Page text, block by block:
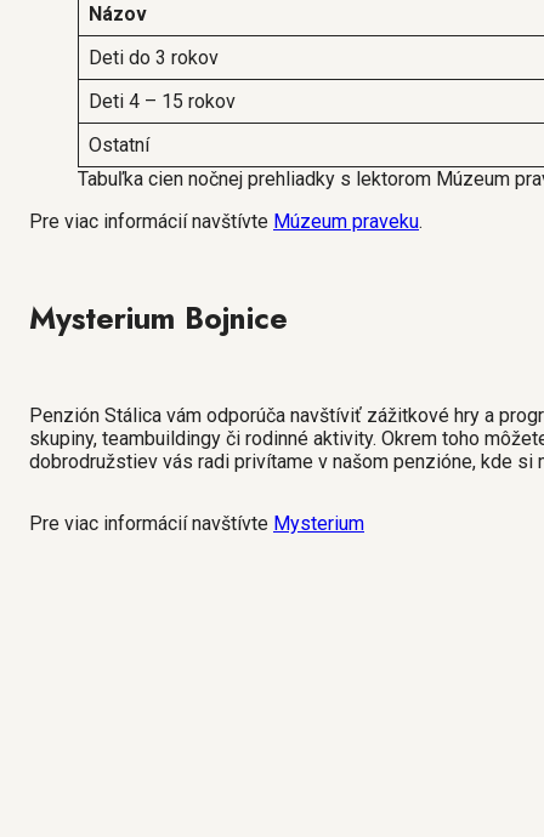
Názov
Deti do 3 rokov
Deti 4 – 15 rokov
Ostatní
Tabuľka cien nočnej prehliadky s lektorom Múzeum
Pre viac informácií navštívte Múzeum praveku.
Mysterium Bojnice
Penzión Stálica vám odporúča navštíviť zážitkové hry a
skupiny, teambuildingy či rodinné aktivity. Okrem toho
dobrodružstiev vás radi privítame v našom penzióne, kde si
Pre viac informácií navštívte Mysterium